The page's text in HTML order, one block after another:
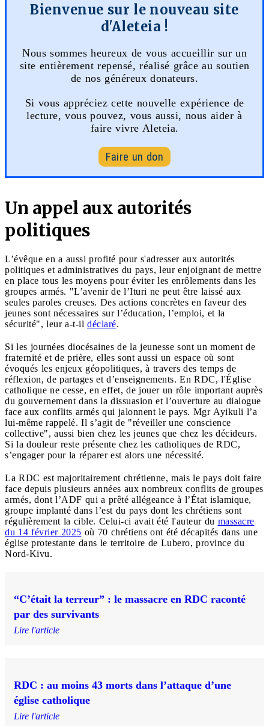
Bienvenue sur le nouveau site
d'Aleteia !
Nous sommes heureux de vous accueillir sur un
site entièrement repensé, réalisé grâce au soutien
de nos généreux donateurs.
Si vous appréciez cette nouvelle expérience de
lecture, vous pouvez, vous aussi, nous aider à
faire vivre Aleteia.
Faire un don
Un appel aux autorités
politiques
L’évêque en a aussi profité pour s'adresser aux autorités
politiques et administratives du pays, leur enjoignant de mettre
en place tous les moyens pour éviter les enrôlements dans les
groupes armés. "L’avenir de l’Ituri ne peut être laissé aux
seules paroles creuses. Des actions concrètes en faveur des
jeunes sont nécessaires sur l’éducation, l’emploi, et la
sécurité", leur a-t-il déclaré.
Si les journées diocésaines de la jeunesse sont un moment de
fraternité et de prière, elles sont aussi un espace où sont
évoqués les enjeux géopolitiques, à travers des temps de
réflexion, de partages et d’enseignements. En RDC, l'Église
catholique ne cesse, en effet, de jouer un rôle important auprès
du gouvernement dans la dissuasion et l’ouverture au dialogue
face aux conflits armés qui jalonnent le pays. Mgr Ayikuli l’a
lui-même rappelé. Il s’agit de "réveiller une conscience
collective", aussi bien chez les jeunes que chez les décideurs.
Si la douleur reste présente chez les catholiques de RDC,
s’engager pour la réparer est alors une nécessité.
La RDC est majoritairement chrétienne, mais le pays doit faire
face depuis plusieurs années aux nombreux conflits de groupes
armés, dont l’ADF qui a prêté allégeance à l’État islamique,
groupe implanté dans l’est du pays dont les chrétiens sont
régulièrement la cible. Celui-ci avait été l'auteur du massacre
du 14 février 2025 où 70 chrétiens ont été décapités dans une
église protestante dans le territoire de Lubero, province du
Nord-Kivu.
“C’était la terreur” : le massacre en RDC raconté
par des survivants
Lire l'article
RDC : au moins 43 morts dans l’attaque d’une
église catholique
Lire l'article